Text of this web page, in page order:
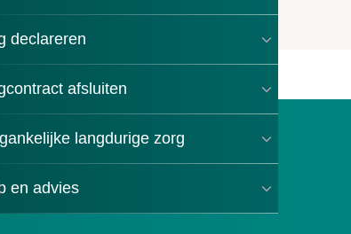
declareren
afsluiten
langdurige zorg
en advies